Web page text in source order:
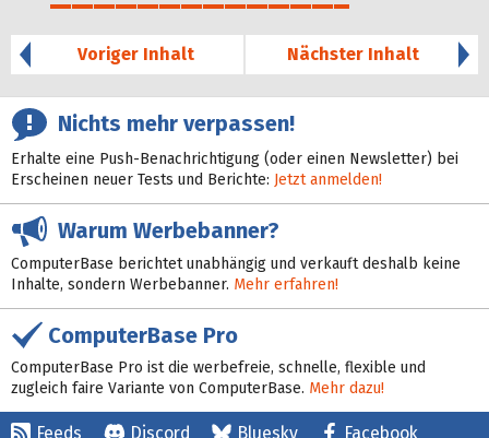
70%
Voriger Inhalt
Nächster Inhalt
Nichts mehr verpassen!
Erhalte eine Push-Benachrichtigung (oder einen Newsletter) bei
Erscheinen neuer Tests und Berichte: Jetzt anmelden!
Warum Werbebanner?
ComputerBase berichtet unabhängig und verkauft deshalb keine
Inhalte, sondern Werbebanner. Mehr erfahren!
ComputerBase Pro
ComputerBase Pro ist die werbefreie, schnelle, flexible und
zugleich faire Variante von ComputerBase. Mehr dazu!
Feeds Discord Bluesky Facebook